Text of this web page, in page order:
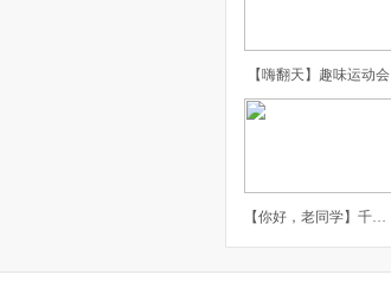
【嗨翻天】趣味运动会
【你好，老同学】千橡团建主题聚会